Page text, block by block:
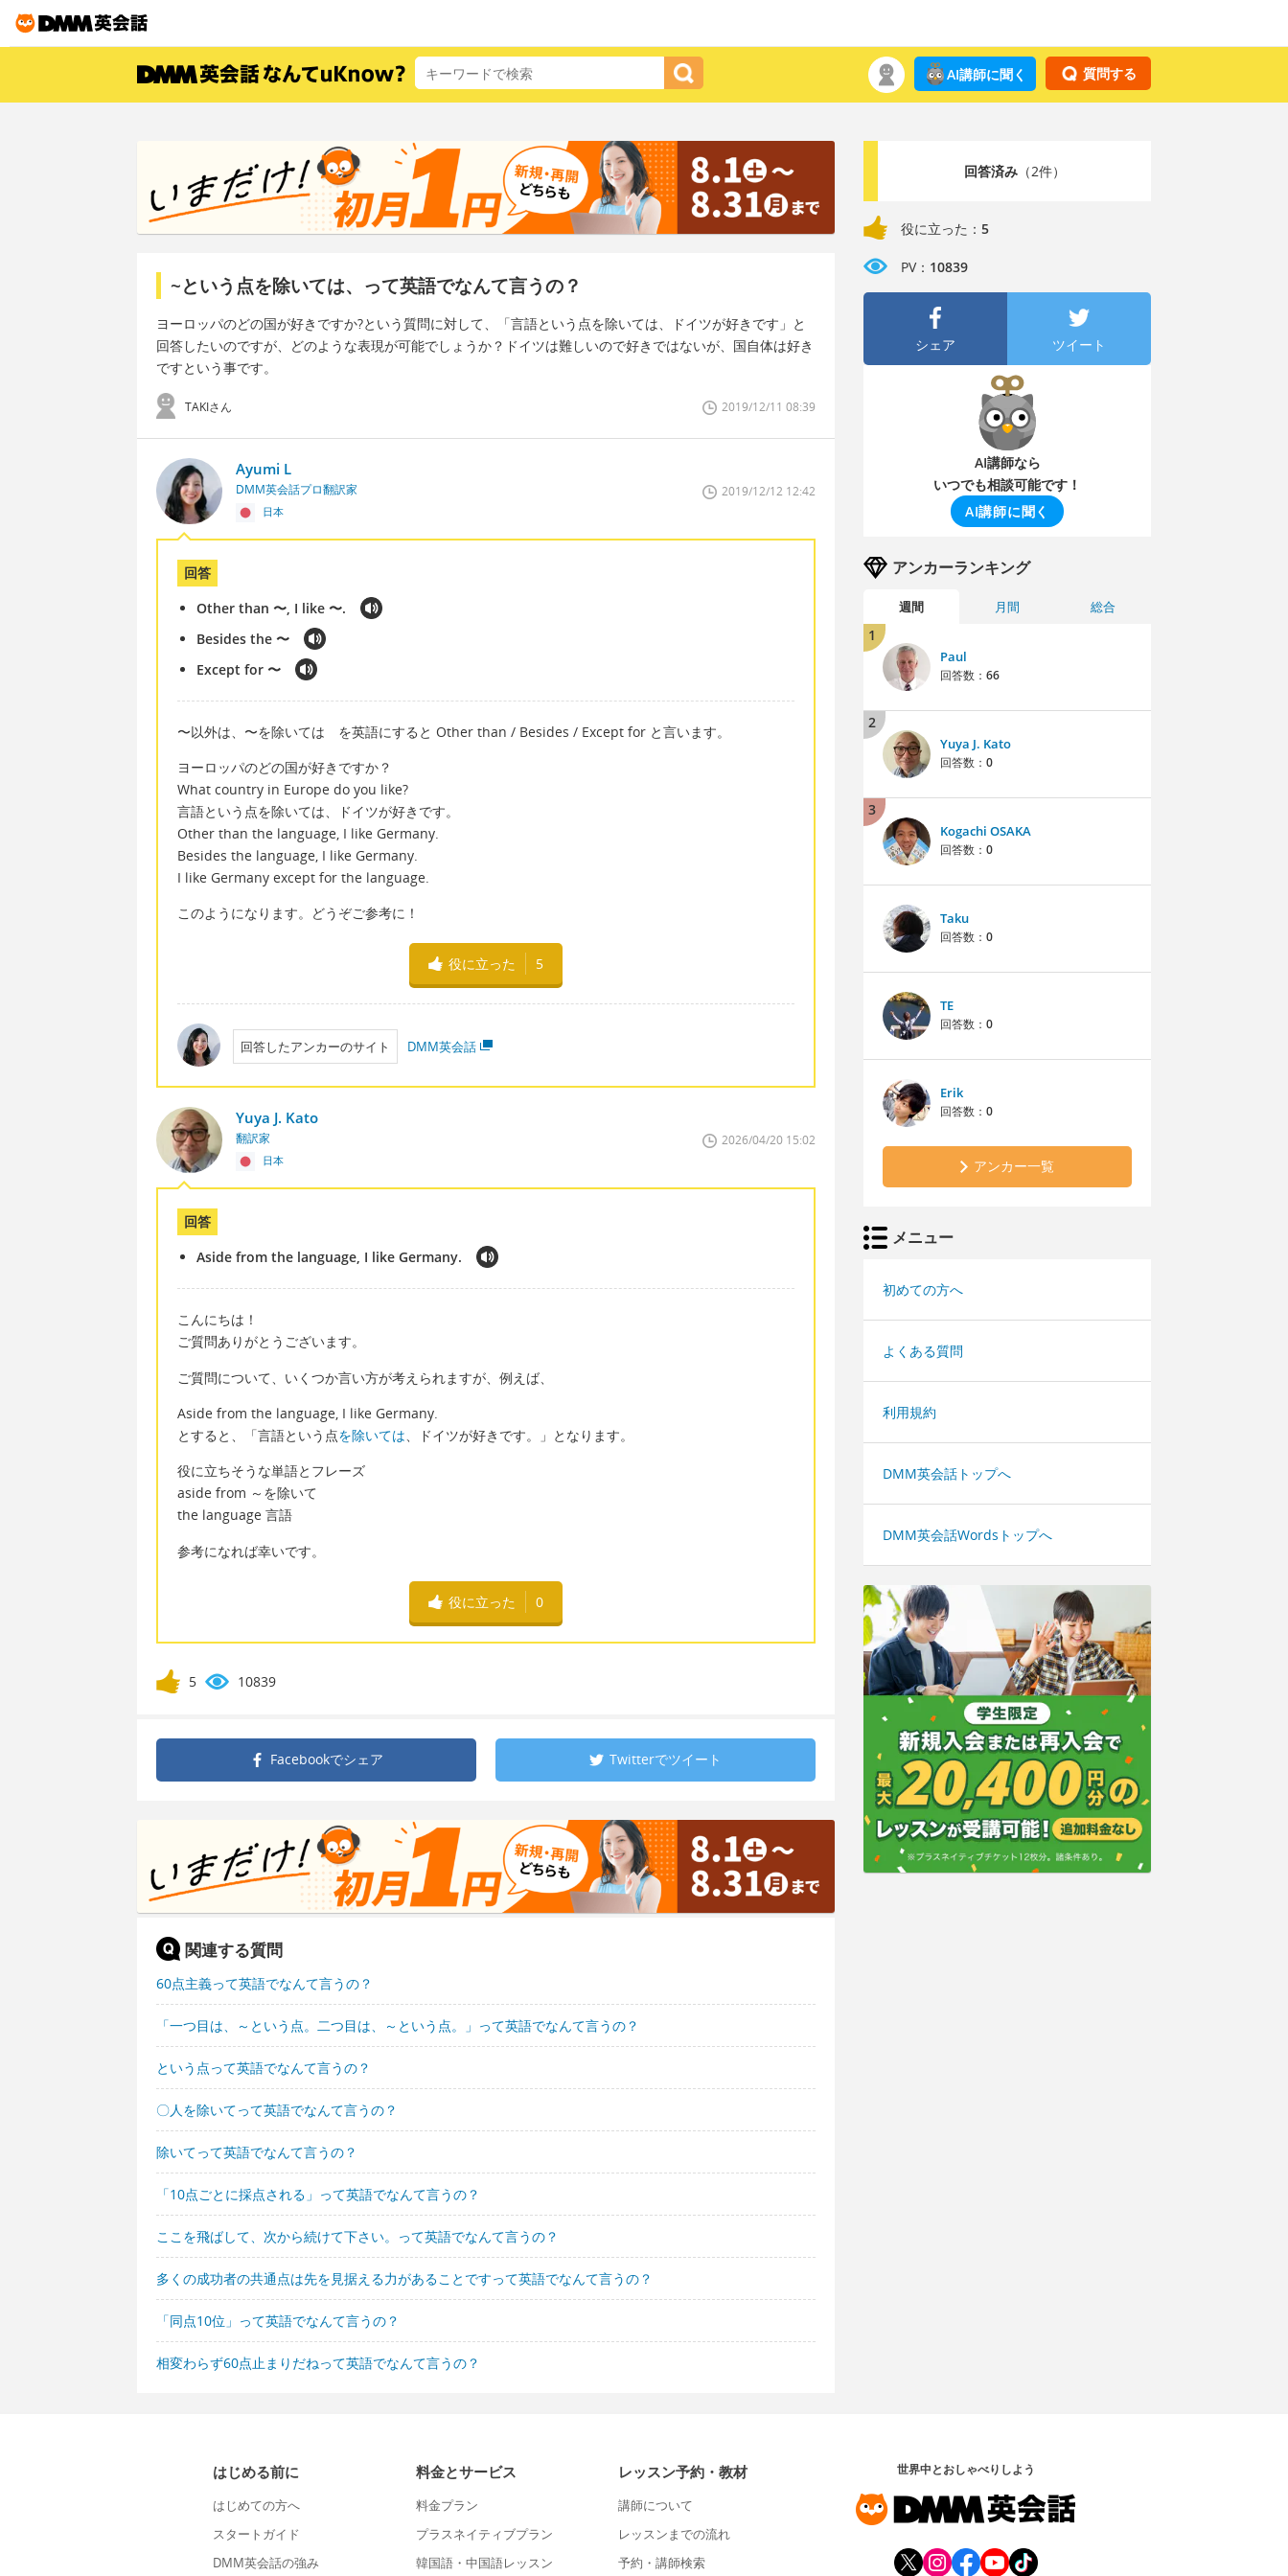
質問する
AI講師に聞く
~という点を除いては、って英語でなんて言うの？
ヨーロッパのどの国が好きですか?という質問に対して、「言語という点を除いては、ドイツが好きです」と
回答したいのですが、どのような表現が可能でしょうか？ドイツは難しいので好きではないが、国自体は好き
ですという事です。
TAKIさん 2019/12/11 08:39
Ayumi L
DMM英会話プロ翻訳家
日本
2019/12/12 12:42
回答
Other than 〜, I like 〜.
Besides the 〜
Except for 〜
〜以外は、〜を除いては を英語にすると Other than / Besides / Except for と言います。
ヨーロッパのどの国が好きですか？
What country in Europe do you like?
言語という点を除いては、ドイツが好きです。
Other than the language, I like Germany.
Besides the language, I like Germany.
I like Germany except for the language.
このようになります。どうぞご参考に！
役に立った 5
回答したアンカーのサイト DMM英会話
Yuya J. Kato
翻訳家
日本
2026/04/20 15:02
回答
Aside from the language, I like Germany.
こんにちは！
ご質問ありがとうございます。
ご質問について、いくつか言い方が考えられますが、例えば、
Aside from the language, I like Germany.
とすると、「言語という点を除いては、ドイツが好きです。」となります。
役に立ちそうな単語とフレーズ
aside from ～を除いて
the language 言語
参考になれば幸いです。
役に立った 0
5 10839
Facebookでシェア Twitterでツイート
関連する質問
60点主義って英語でなんて言うの？
「一つ目は、～という点。二つ目は、～という点。」って英語でなんて言うの？
という点って英語でなんて言うの？
〇人を除いてって英語でなんて言うの？
除いてって英語でなんて言うの？
「10点ごとに採点される」って英語でなんて言うの？
ここを飛ばして、次から続けて下さい。って英語でなんて言うの？
多くの成功者の共通点は先を見据える力があることですって英語でなんて言うの？
「同点10位」って英語でなんて言うの？
相変わらず60点止まりだねって英語でなんて言うの？
回答済み（2件）
役に立った： 5
PV： 10839
シェア ツイート
AI講師なら
いつでも相談可能です！
AI講師に聞く
アンカーランキング
週間 月間 総合
1
Paul
回答数： 66
2
Yuya J. Kato
回答数： 0
3
Kogachi OSAKA
回答数： 0
Taku
回答数： 0
TE
回答数： 0
Erik
回答数： 0
アンカー一覧
メニュー
初めての方へ
よくある質問
利用規約
DMM英会話トップへ
DMM英会話Wordsトップへ
はじめる前に
はじめての方へ
スタートガイド
DMM英会話の強み
料金とサービス
料金プラン
プラスネイティブプラン
韓国語・中国語レッスン
レッスン予約・教材
講師について
レッスンまでの流れ
予約・講師検索
世界中とおしゃべりしよう